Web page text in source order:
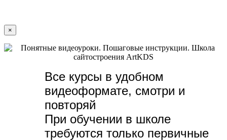
×
Все курсы в удобном
видеоформате, смотри и
повторяй
При обучении в школе
требуются только первичные